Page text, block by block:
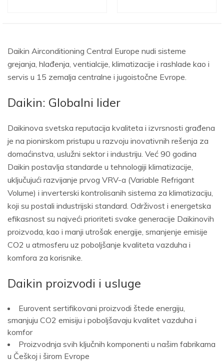
Daikin Airconditioning Central Europe nudi sisteme
grejanja, hlađenja, ventialcije, klimatizacije i rashlade kao i
servis u 15 zemalja centralne i jugoistočne Evrope.
Daikin: Globalni lider
Daikinova svetska reputacija kvaliteta i izvrsnosti građena
je na pionirskom pristupu u razvoju inovativnih rešenja za
domaćinstva, uslužni sektor i industriju. Već 90 godina
Daikin postavlja standarde u tehnologiji klimatizacije,
uključujući razvijanje prvog VRV-a (Variable Refrigant
Volume) i inverterski kontrolisanih sistema za klimatizaciju,
koji su postali industrijski standard. Održivost i energetska
efikasnost su najveći prioriteti svake generacije Daikinovih
proizvoda, kao i manji utrošak energije, smanjenje emisije
CO2 u atmosferu uz poboljšanje kvaliteta vazduha i
komfora za korisnike.
Daikin proizvodi i usluge
Eurovent sertifikovani proizvodi štede energiju,
smanjuju CO2 emisiju i poboljšavaju kvalitet vazduha i
komfor
Proizvodnja svih ključnih komponenti u našim fabrikama
u Češkoj i širom Evrope